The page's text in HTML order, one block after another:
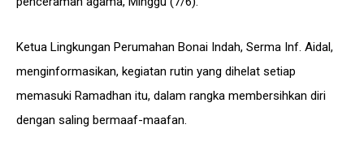
Ketua Lingkungan Perumahan Bonai Indah, Serma Inf. Aidal,
menginformasikan, kegiatan rutin yang dihelat setiap
memasuki Ramadhan itu, dalam rangka membersihkan diri
dengan saling bermaaf-maafan.